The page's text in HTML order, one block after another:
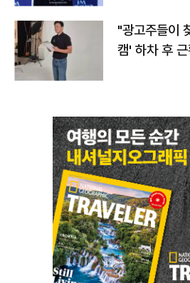
"광고주들이
캠' 하차 후